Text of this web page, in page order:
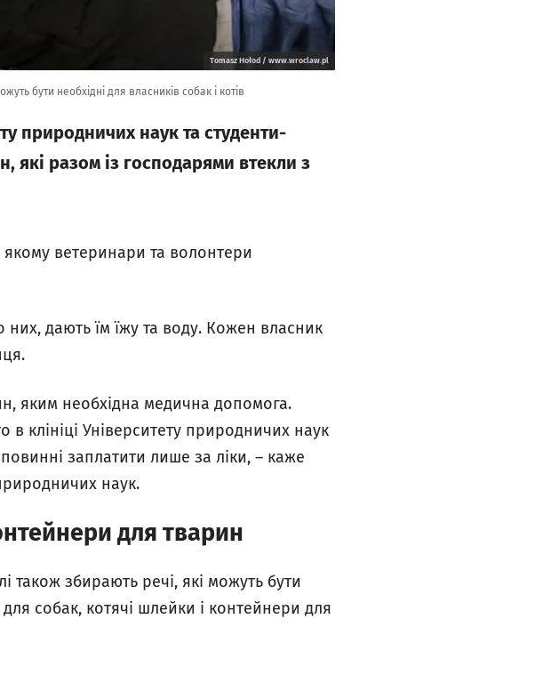
Tomasz Hołod / www.wroclaw.pl
бути необхідні для власників собак і котів
природничих наук та студенти-
які разом із господарями втекли з
ветеринари та волонтери
них, дають їм їжу та воду. Кожен власник
яким необхідна медична допомога.
клініці Університету природничих наук
заплатити лише за ліки, – каже
наук.
для тварин
також збирають речі, які можуть бути
для собак, котячі шлейки і контейнери для